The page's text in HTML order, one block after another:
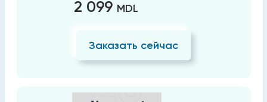
2 099 MDL
Заказать сейчас